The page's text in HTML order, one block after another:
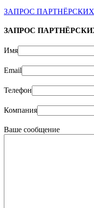
ЗАПРОС
ЗАПРОС
Имя
Email
Телефон
Компания
Ваше сообщение